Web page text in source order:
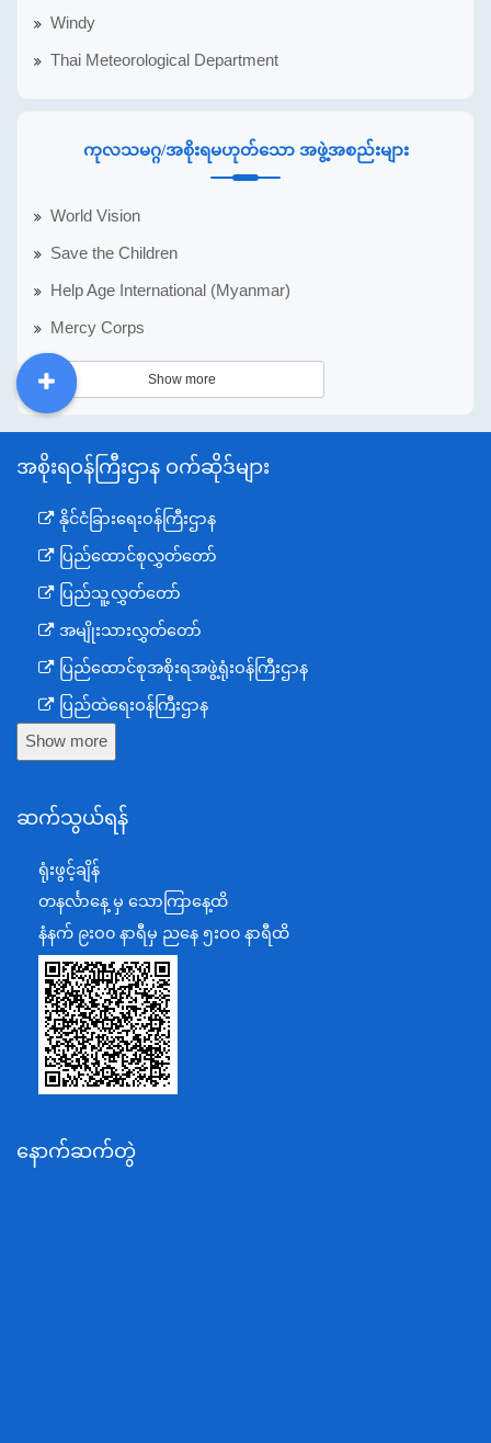
Windy
Thai Meteorological Department
ကုလသမဂ္ဂ/အစိုးရမဟုတ်သော အဖွဲ့အစည်းများ
World Vision
Save the Children
Help Age International (Myanmar)
Mercy Corps
Show more
အစိုးရဝန်ကြီးဌာန ဝက်ဆိုဒ်များ
နိုင်ငံခြားရေးဝန်ကြီးဌာန
ပြည်ထောင်စုလွှတ်တော်
ပြည်သူ့လွှတ်တော်
အမျိုးသားလွှတ်တော်
ပြည်ထောင်စုအစိုးရအဖွဲ့ရုံးဝန်ကြီးဌာန
ပြည်ထဲရေးဝန်ကြီးဌာန
ကာကွယ်ရေးဝန်ကြီးဌာန
စီမံကိန်း၊ဘဏ္ဍာရေးနှင့်စက်မှုဝန်ကြီးဌာန
အပြည်ပြည်ဆိုင်ရာပူးပေါင်းဆောင်ရွက်ရေးဝန်ကြီးဌာန
ပြန်ကြားရေးဝန်ကြီးဌာန
သာသနာရေးနှင့် ယဉ်ကျေးမှုဝန်ကြီးဌာန
စိုက်ပျိုးရေး၊မွေးမြူရေးနှင့်ဆည်မြောင်းဝန်ကြီးဌာန
ပို့ဆောင်ရေးနှင့်ဆက်သွယ်ရေးဝန်ကြီးဌာန
သယံဇာတနှင့်ပတ်ဝန်းကျင်ထိန်းသိမ်းရေးဝန်ကြီးဌာန
အလုပ်သမား၊လူဝင်မှုကြီးကြပ်ရေးနှင့်ပြည်သူ့အင်အား
Show more
ဆက်သွယ်ရန်
ရုံးဖွင့်ချိန်
တနင်္လာနေ့ မှ သောကြာနေ့ထိ
နံနက် ၉းဝ၀ နာရီမှ ညနေ ၅းဝ၀ နာရီထိ
နောက်ဆက်တွဲ